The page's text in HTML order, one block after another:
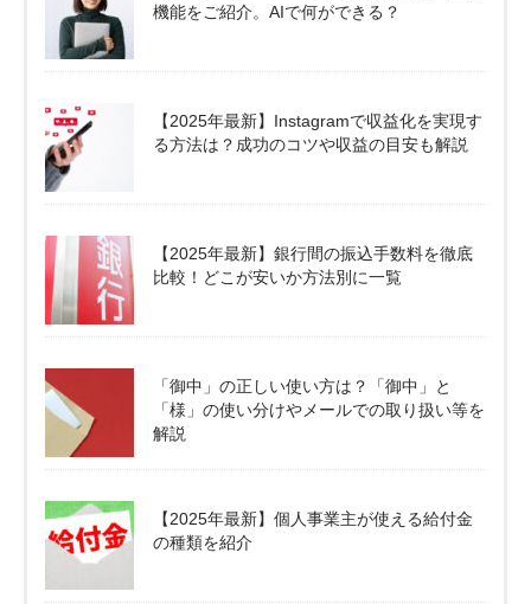
機能をご紹介。AIで何ができる？
【2025年最新】Instagramで収益化を実現す
る方法は？成功のコツや収益の目安も解説
【2025年最新】銀行間の振込手数料を徹底
比較！どこが安いか方法別に一覧
「御中」の正しい使い方は？「御中」と
「様」の使い分けやメールでの取り扱い等を
解説
【2025年最新】個人事業主が使える給付金
の種類を紹介